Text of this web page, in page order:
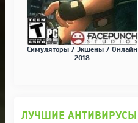
Симуляторы / Экшены / Онлайн
2018
ЛУЧШИЕ АНТИВИРУСЫ